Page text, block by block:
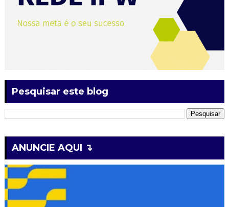
Pesquisar este blog
ANUNCIE AQUI ↴